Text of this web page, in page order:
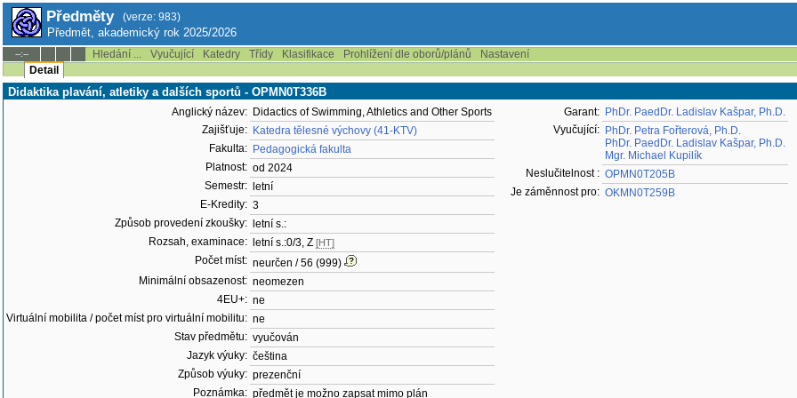
Předměty (verze: 983)
Předmět, akademický rok 2025/2026
--:-- Hledání ... Vyučující Katedry Třídy Klasifikace Prohlížení dle oborů/plánů
Nastavení
Detail
Didaktika plavání, atletiky a dalších sportů - OPMN0T336B
Anglický název: Didactics of Swimming, Athletics and Other Sports
Zajišťuje: Katedra tělesné výchovy (41-KTV)
Fakulta: Pedagogická fakulta
Platnost: od 2024
Semestr:
letní
E-Kredity: 3
Způsob provedení zkoušky:
letní s.:
Rozsah, examinace:
letní s.:0/3, Z [HT]
Počet míst: neurčen / 56 (999)
Minimální obsazenost: neomezen
4EU+: ne
Virtuální mobilita / počet míst pro virtuální mobilitu: ne
Stav předmětu: vyučován
Jazyk výuky: čeština
Způsob výuky: prezenční
Poznámka: předmět je možno zapsat mimo plán
Garant: PhDr. PaedDr. Ladislav Kašpar, Ph.D.
Vyučující: PhDr. Petra Fořterová, Ph.D.
PhDr. PaedDr. Ladislav Kašpar, Ph.D.
Mgr. Michael Kupilík
Neslučitelnost : OPMN0T205B
Je záměnnost pro: OKMN0T259B